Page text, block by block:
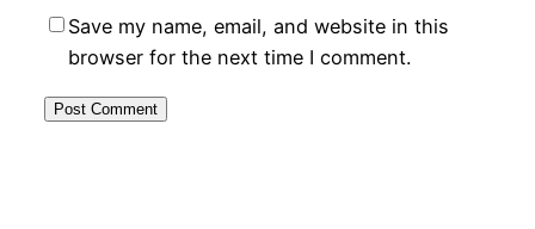
Save my name, email, and website in this
browser for the next time I comment.